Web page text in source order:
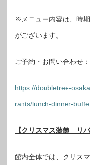
※メニュー内容は、時
がございます。
ご予約・お問い合わせ
https://doubletree-
rants/lunch-dinner-
【クリスマス装飾 リ
館内全体では、クリス